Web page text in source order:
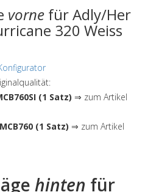
vorne für Adly/Her
320 Weiss
(1 Satz) ⇒ zum Artikel
(1 Satz) ⇒ zum Artikel
hinten für